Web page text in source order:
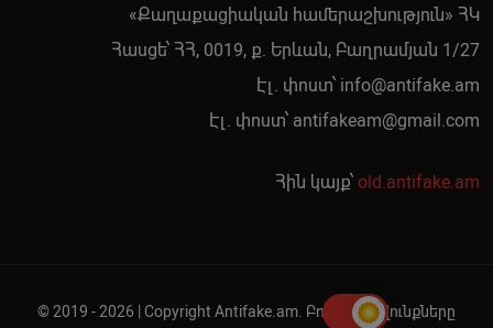
«Քաղաքացիական համերաշխություն» ՀԿ
Հասցե՝ ՀՀ, 0019, ք. Երևան, Բաղրամյան 1/27
Էլ. փոստ՝ info@antifake.am
Էլ. փոստ՝ antifakeam@gmail.com
Հին կայք՝ old.antifake.am
© 2019 - 2026 | Copyright Antifake.am. Բոլոր իրավունքները